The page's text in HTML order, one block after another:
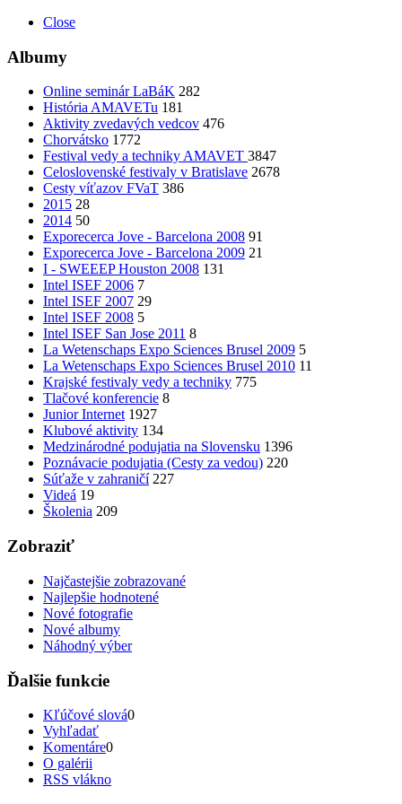
Close
Albumy
Online seminár LaBáK 282
História AMAVETu 181
Aktivity zvedavých vedcov 476
Chorvátsko 1772
Festival vedy a techniky AMAVET 3847
Celoslovenské festivaly v Bratislave 2678
Cesty víťazov FVaT 386
2015 28
2014 50
Exporecerca Jove - Barcelona 2008 91
Exporecerca Jove - Barcelona 2009 21
I - SWEEEP Houston 2008 131
Intel ISEF 2006 7
Intel ISEF 2007 29
Intel ISEF 2008 5
Intel ISEF San Jose 2011 8
La Wetenschaps Expo Sciences Brusel 2009 5
La Wetenschaps Expo Sciences Brusel 2010 11
Krajské festivaly vedy a techniky 775
Tlačové konferencie 8
Junior Internet 1927
Klubové aktivity 134
Medzinárodné podujatia na Slovensku 1396
Poznávacie podujatia (Cesty za vedou) 220
Súťaže v zahraničí 227
Videá 19
Školenia 209
Zobraziť
Najčastejšie zobrazované
Najlepšie hodnotené
Nové fotografie
Nové albumy
Náhodný výber
Ďalšie funkcie
Kľúčové slová0
Vyhľadať
Komentáre0
O galérii
RSS vlákno